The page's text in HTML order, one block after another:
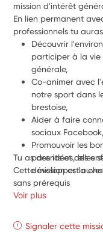
mission d'intérêt
En lien permanent
professionnels tu
Découvrir
participer à la vie
générale,
Co-animer avec
notre sport dans
brestoise,
Aider à faire
sociaux
Promouvoir les
parents et des
développer la
Tu as des idées, elles
Cette mission est
sans prérequis
Voir plus
Signaler cette